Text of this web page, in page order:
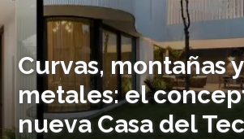
Curvas, montañas y
metales: el
nueva Casa del Tec